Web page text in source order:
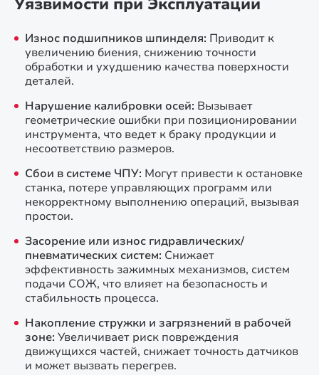
Уязвимости при Эксплуатации
Износ подшипников шпинделя: Приводит к
увеличению биения, снижению точности
обработки и ухудшению качества поверхности
деталей.
Нарушение калибровки осей: Вызывает
геометрические ошибки при позиционировании
инструмента, что ведет к браку продукции и
несоответствию размеров.
Сбои в системе ЧПУ: Могут привести к остановке
станка, потере управляющих программ или
некорректному выполнению операций, вызывая
простои.
Засорение или износ гидравлических/
пневматических систем: Снижает
эффективность зажимных механизмов, систем
подачи СОЖ, что влияет на безопасность и
стабильность процесса.
Накопление стружки и загрязнений в рабочей
зоне: Увеличивает риск повреждения
движущихся частей, снижает точность датчиков
и может вызвать перегрев.